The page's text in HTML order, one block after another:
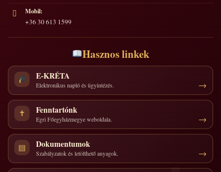
▯
Mobil:
+36 30 613 1599
Hasznos linkek
E-KRÉTA
Elektronikus napló és ügyintézés.
✝ Fenntartónk
Egri Főegyházmegye weboldala.
▤ Dokumentumok
Szabályzatok és letölthető anyagok.